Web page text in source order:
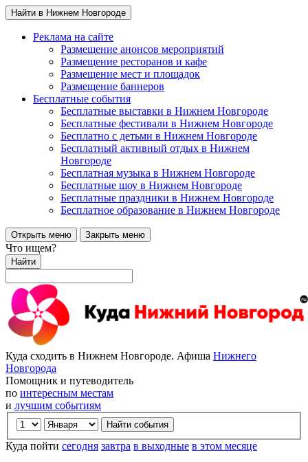
Найти в Нижнем Новгороде
Реклама на сайте
Размещение анонсов мероприятий
Размещение ресторанов и кафе
Размещение мест и площадок
Размещение баннеров
Бесплатные события
Бесплатные выставки в Нижнем Новгороде
Бесплатные фестивали в Нижнем Новгороде
Бесплатно с детьми в Нижнем Новгороде
Бесплатный активный отдых в Нижнем
Новгороде
Бесплатная музыка в Нижнем Новгороде
Бесплатные шоу в Нижнем Новгороде
Бесплатные праздники в Нижнем Новгороде
Бесплатное образование в Нижнем Новгороде
Открыть меню Закрыть меню
Что ищем?
Найти
Куда сходить в Нижнем Новгороде. Афиша Нижнего
Новгорода
Помощник и путеводитель
по интересным местам
и лучшим событиям
Куда пойти сегодня завтра в выходные в этом месяце